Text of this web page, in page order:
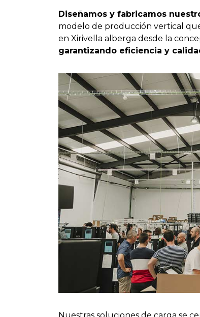
Diseñamos y fabricamos
modelo de producción vertical
en Xirivella alberga desde la
garantizando eficiencia y
Nuestras soluciones de carga se